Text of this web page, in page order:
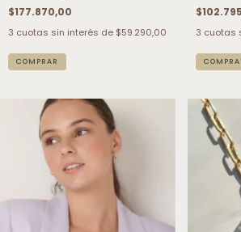
$177.870,00
3 cuotas sin interés de $59.290,00
COMPRAR
3 cuotas